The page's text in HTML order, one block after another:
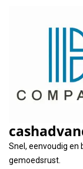
Snel, eenvoudig en
gemoedsrust.